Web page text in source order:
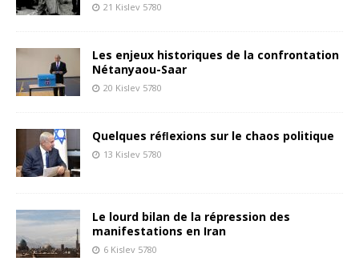
21 Kislev 5780
Les enjeux historiques de la confrontation
Nétanyaou-Saar
20 Kislev 5780
Quelques réﬂexions sur le chaos politique
13 Kislev 5780
Le lourd bilan de la répression des
manifestations en Iran
6 Kislev 5780